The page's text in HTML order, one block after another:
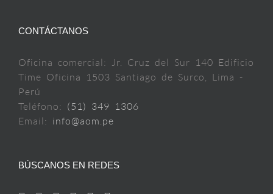
CONTÁCTANOS
Oficina comercial: Jr. Cruz del Sur 140 Edificio
Time Oficina 1503 Santiago de Surco, Lima -
Perú
Teléfono: (51) 349 1306
Email: info@aom.pe
BÚSCANOS EN REDES